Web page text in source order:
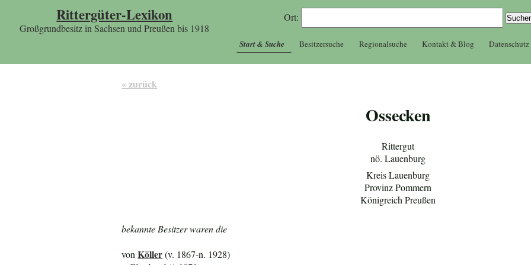
Rittergüter-Lexikon
Großgrundbesitz in Sachsen und Preußen bis 1918
Ort:
Start & Suche Besitzersuche Regionalsuche Kontakt & Blog Datenschutz
« zurück
Ossecken
Rittergut
nö. Lauenburg
Kreis Lauenburg
Provinz Pommern
Königreich Preußen
bekannte Besitzer waren die
vonKöller(v. 1867-n. 1928)